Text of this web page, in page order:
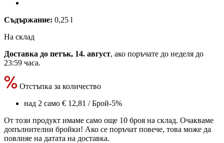
Съдържание: 0,25 l
На склад
Доставка до петък, 14. август, ако поръчате до неделя до
23:59 часа.
Отстъпка за количество
над 2 само € 12,81 / Брой-5%
От този продукт имаме само още 10 броя на склад. Очакваме
допълнителни бройки! Ако се поръчат повече, това може да
повлияе на датата на доставка.